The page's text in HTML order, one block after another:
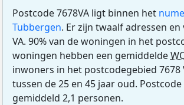
Postcode 7678VA ligt binnen het
Tubbergen. Er zijn twaalf adressen
VA. 90% van de woningen in het
woningen hebben een gemiddelde
inwoners in het postcodegebied 7678
tussen de 25 en 45 jaar oud.
gemiddeld 2,1 personen.